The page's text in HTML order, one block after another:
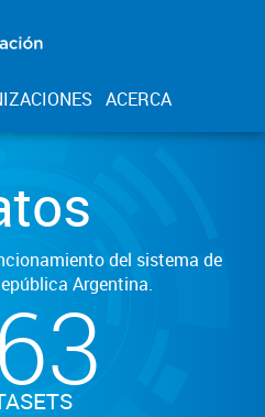
ACERCA
del sistema de
Argentina.